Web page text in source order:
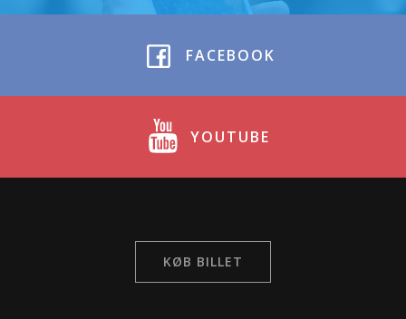
FACEBOOK
YOUTUBE
KØB BILLET